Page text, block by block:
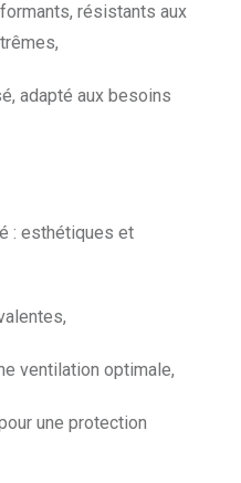
résistants aux
adapté aux besoins
: esthétiques et
ventilation optimale,
une protection